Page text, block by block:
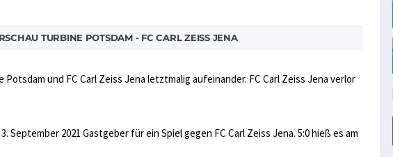
TURBINE POTSDAM - FC CARL ZEISS JENA
Potsdam und FC Carl Zeiss Jena letztmalig aufeinander. FC Carl Zeiss Jena verlor
September 2021 Gastgeber für ein Spiel gegen FC Carl Zeiss Jena. 5:0 hieß es am